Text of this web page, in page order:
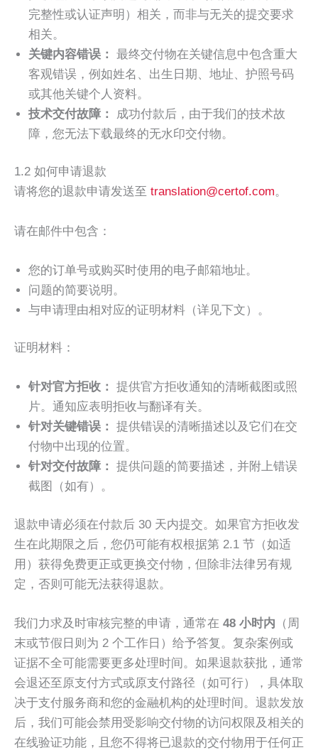
完整性或认证声明）相关，而非与无关的提交要求
相关。
关键内容错误：
最终交付物在关键信息中包含重大
客观错误，例如姓名、出生日期、地址、护照号码
或其他关键个人资料。
技术交付故障：
成功付款后，由于我们的技术故
障，您无法下载最终的无水印交付物。
1.2 如何申请退款
请将您的退款申请发送至 translation@certof.com。
请在邮件中包含：
您的订单号或购买时使用的电子邮箱地址。
问题的简要说明。
与申请理由相对应的证明材料（详见下文）。
证明材料：
针对官方拒收：
提供官方拒收通知的清晰截图或照
片。通知应表明拒收与翻译有关。
针对关键错误：
提供错误的清晰描述以及它们在交
付物中出现的位置。
针对交付故障：
提供问题的简要描述，并附上错误
截图（如有）。
退款申请必须在付款后 30 天内提交。如果官方拒收发
生在此期限之后，您仍可能有权根据第 2.1 节（如适
用）获得免费更正或更换交付物，但除非法律另有规
定，否则可能无法获得退款。
我们力求及时审核完整的申请，通常在 48 小时内 （周
末或节假日则为 2 个工作日）给予答复。复杂案例或
证据不全可能需要更多处理时间。如果退款获批，通常
会退还至原支付方式或原支付路径（如可行），具体取
决于支付服务商和您的金融机构的处理时间。退款发放
后，我们可能会禁用受影响交付物的访问权限及相关的
在线验证功能，且您不得将已退款的交付物用于任何正